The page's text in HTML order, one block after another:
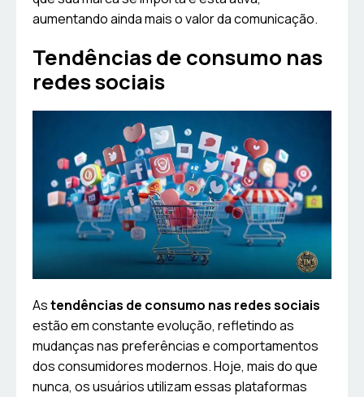
aumentando ainda mais o valor da comunicação.
Tendências de consumo nas
redes sociais
Astendências de consumo nas redes sociais
estão em constante evolução, refletindo as
mudanças nas preferências e comportamentos
dos consumidores modernos. Hoje, mais do que
nunca, os usuários utilizam essas plataformas